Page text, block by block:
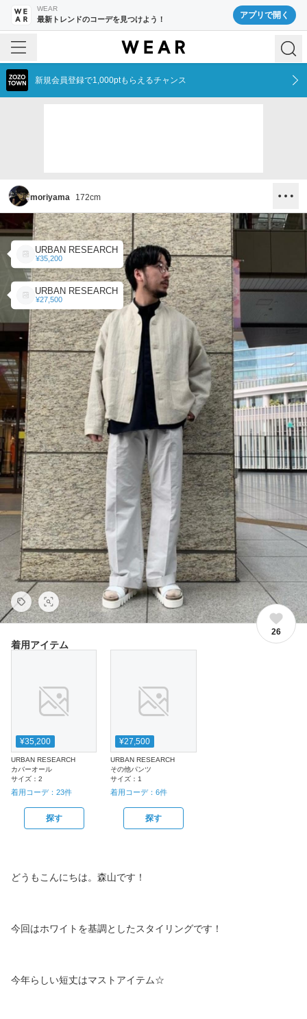
WEAR
最新トレンドのコーデを見つけよう！ アプリで開く
新規会員登録で1,000ptもらえるチャンス
moriyama 172cm
URBAN RESEARCH
¥35,200
URBAN RESEARCH
¥27,500
26
着用アイテム
¥35,200
URBAN RESEARCH
カバーオール
サイズ： 2
着用コーデ： 23件
探す
¥27,500
URBAN RESEARCH
その他パンツ
サイズ： 1
着用コーデ：6件
探す
どうもこんにちは。森山です！
今回はホワイトを基調としたスタイリングです！
今年らしい短丈はマストアイテム☆